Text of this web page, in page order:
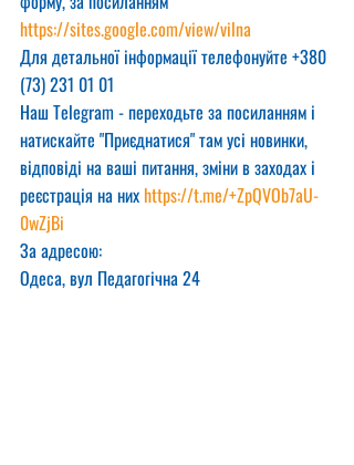
https://sites.google.com/view/vilna
Для детальної інформації телефонуйте +380
(73) 231 01 01
Наш Telegram - переходьте за посиланням і
натискайте "Приєднатися" там усі новинки,
відповіді на ваші питання, зміни в заходах і
реєстрація на них https://t.me/+ZpQVOb7aU-
0wZjBi
За адресою:
Одеса, вул Педагогічна 24